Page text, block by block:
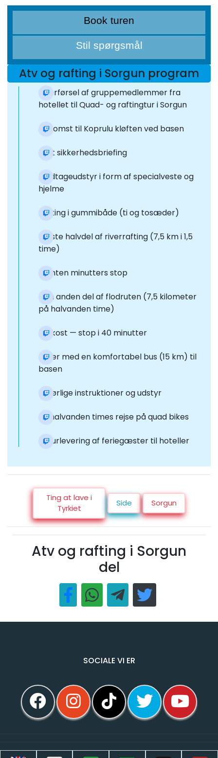
Book turen
Stil spørgsmål
Atv og rafting i Sorgun program
Overførsel af gruppemedlemmer fra
hotellet til Quad- og raftingtur i Sorgun
Ankomst til Koprulu kløften ved basen
Kort sikkerhedsbriefing
Modtageudstyr i form af specialveste og
hjelme
Rafting i gummibåde (ti og tosæder)
Første halvdel af riverrafting (7,5 km i 1,5
time)
Femten minutters stop
Den anden del af flodruten (7,5 kilometer
på halvanden time)
Frokost — stop i 40 minutter
Kører med en komfortabel bus (15 km) til
basen
Udførlige instruktioner og udstyr
En halvanden times rejse på quad bikes
Returlevering af feriegæster til hoteller
Ting at lave i
Tyrkiet
Side Sorgun
Atv og rafting i Sorgun
del
SOCIALE VI ER